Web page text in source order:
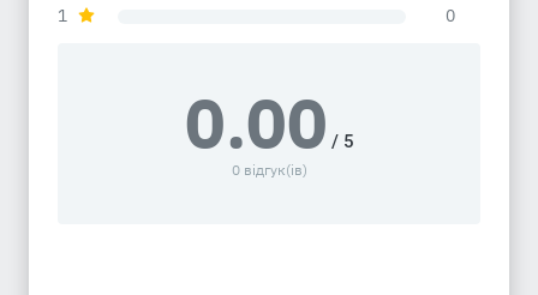
1
0
0.00 / 5
0 відгук(ів)